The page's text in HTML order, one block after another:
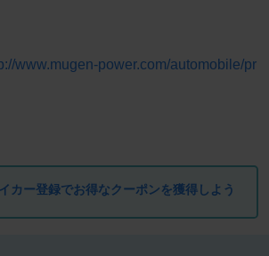
www.mugen-power.com/automobile/pr
カー登録でお得なクーポンを獲得しよう